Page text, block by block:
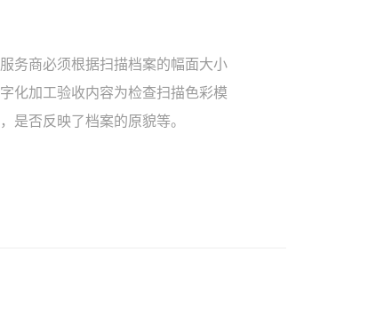
务商必须根据扫描档案的幅面大小
化加工验收内容为检查扫描色彩模
是否反映了档案的原貌等。